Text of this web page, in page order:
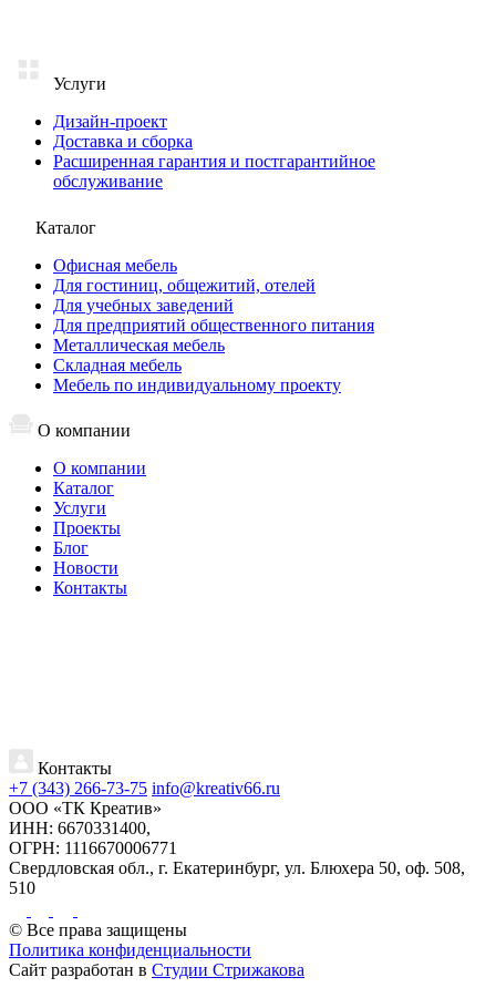
Услуги
Дизайн-проект
Доставка и сборка
Расширенная гарантия и постгарантийное
обслуживание
Каталог
Офисная мебель
Для гостиниц, общежитий, отелей
Для учебных заведений
Для предприятий общественного питания
Металлическая мебель
Складная мебель
Мебель по индивидуальному проекту
О компании
О компании
Каталог
Услуги
Проекты
Блог
Новости
Контакты
Контакты
+7 (343) 266-73-75 info@kreativ66.ru
ООО «ТК Креатив»
ИНН: 6670331400,
ОГРН: 1116670006771
Свердловская обл., г. Екатеринбург, ул. Блюхера 50, оф. 508,
510
© Все права защищены
Политика конфиденциальности
Сайт разработан в Студии Стрижакова